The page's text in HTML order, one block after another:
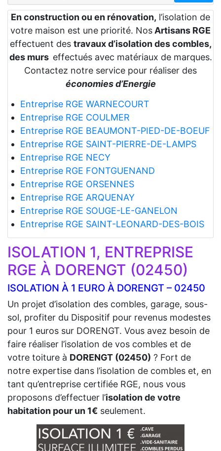
En construction ou en rénovation, l’isolation de
votre maison est une priorité. Nos Artisans RGE
effectuent des travaux d’isolation des combles,
des murs effectués avec matériaux de marques.
Contactez notre service pour réaliser des
économies d’Energie
Entreprise RGE WARNECOURT
Entreprise RGE COULMER
Entreprise RGE BEAUMONT-PIED-DE-BOEUF
Entreprise RGE SAINT-PIERRE-DE-LAMPS
Entreprise RGE NECY
Entreprise RGE FONTGUENAND
Entreprise RGE ORSENNES
Entreprise RGE ARQUENAY
Entreprise RGE SOUGE-LE-GANELON
Entreprise RGE SAINT-LEONARD-DES-BOIS
ISOLATION 1, ENTREPRISE
RGE À DORENGT (02450)
ISOLATION À 1 EURO À DORENGT – 02450
Un projet d’isolation des combles, garage, sous-
sol, profiter du Dispositif pour revenus modestes
pour 1 euros sur DORENGT. Vous avez besoin de
faire réaliser l’isolation de vos combles et de
votre toiture à DORENGT (02450) ? Fort de
notre expertise dans l’isolation de combles et, en
tant qu’entreprise certifiée RGE, nous vous
proposons d’effectuer l’isolation de votre
habitation pour un 1€ seulement.